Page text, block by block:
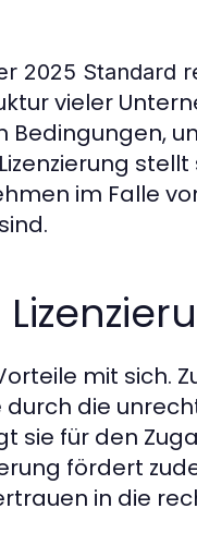
2025 Standard
vieler
Bedingungen,
im Falle
mit sich.
die
sie für den
fördert
in die